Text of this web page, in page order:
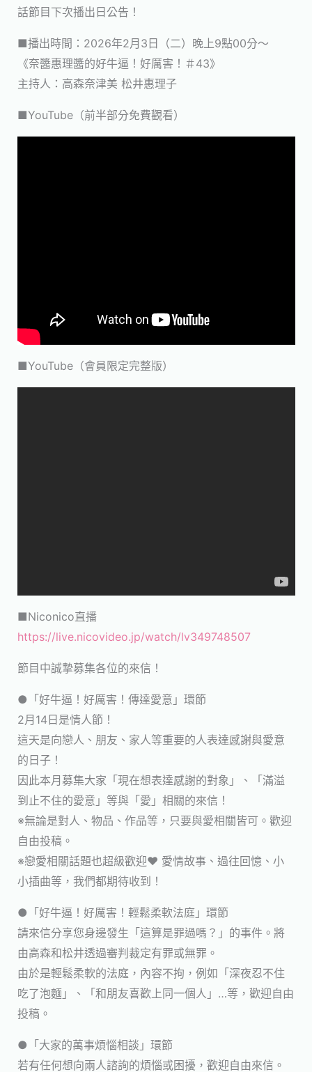
話節目下次播出日公告！
■播出時間：2026年2月3日（二）晚上9點00分～
《奈醬惠理醬的好牛逼！好厲害！＃43》
主持人：高森奈津美 松井惠理子
■YouTube（前半部分免費觀看）
■YouTube（會員限定完整版）
■Niconico直播
https://live.nicovideo.jp/watch/lv349748507
節目中誠摯募集各位的來信！
●「好牛逼！好厲害！傳達愛意」環節
2月14日是情人節！
這天是向戀人、朋友、家人等重要的人表達感謝與愛意
的日子！
因此本月募集大家「現在想表達感謝的對象」、「滿溢
到止不住的愛意」等與「愛」相關的來信！
※無論是對人、物品、作品等，只要與愛相關皆可。歡迎
自由投稿。
※戀愛相關話題也超級歡迎♥ 愛情故事、過往回憶、小
小插曲等，我們都期待收到！
●「好牛逼！好厲害！輕鬆柔軟法庭」環節
請來信分享您身邊發生「這算是罪過嗎？」的事件。將
由高森和松井透過審判裁定有罪或無罪。
由於是輕鬆柔軟的法庭，內容不拘，例如「深夜忍不住
吃了泡麵」、「和朋友喜歡上同一個人」…等，歡迎自由
投稿。
●「大家的萬事煩惱相談」環節
若有任何想向兩人諮詢的煩惱或困擾，歡迎自由來信。